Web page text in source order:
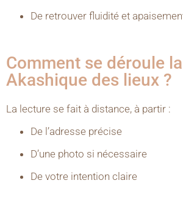
De retrouver fluidité et
Comment se déroule
Akashique des lieux ?
La lecture se fait à distance, à partir :
De l’adresse précise
D’une photo si nécessaire
De votre intention claire